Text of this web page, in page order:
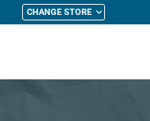
CHANGE STORE